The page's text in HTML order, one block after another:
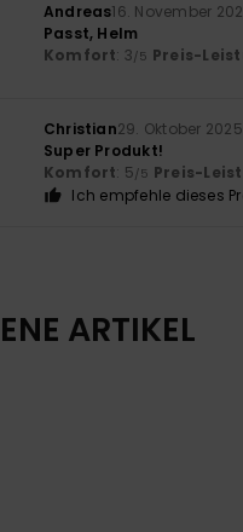
Andreas16. November
Passt, Helm
Komfort: 3/5 Preis-
Christian29. Oktober 2025
Super Produkt!
Komfort: 5/5 Preis-
Ich empfehle dieses
ARTIKEL